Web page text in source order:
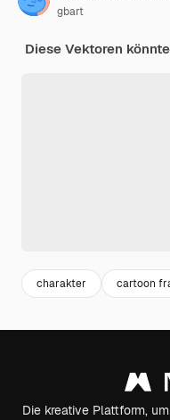
gbart
Diese Vektoren
charakter cartoon
Die kreative Plattform,